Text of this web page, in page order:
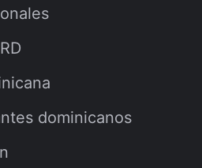
dominicanos